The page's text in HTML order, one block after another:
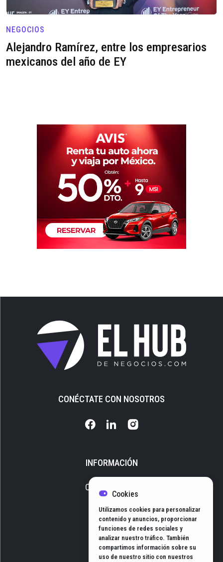
NEGOCIOS
Alejandro Ramírez, entre los empresarios
mexicanos del año de EY
INFORMACIÓN
Quiénes somos
Newsletter
Contacto
CONÉCTATE CON NOSOTROS
Cookies
Utilizamos cookies para personalizar
contenido y anuncios, proporcionar
funciones de redes sociales y
analizar nuestro tráfico. También
compartimos información sobre su
uso de nuestro sitio con nuestros